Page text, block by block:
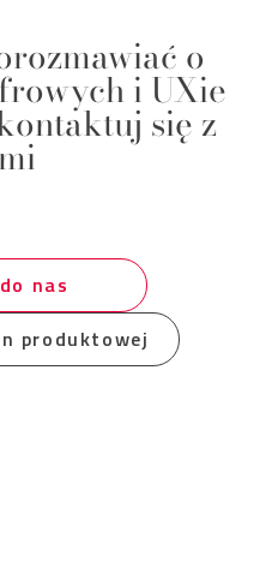
o
i UXie
się z
nas
produktowej